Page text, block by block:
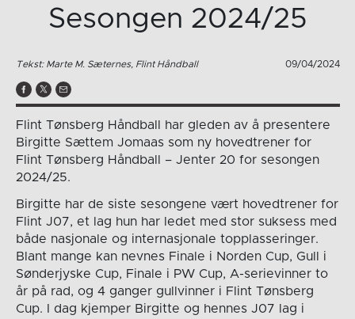
Sesongen 2024/25
Tekst: Marte M. Sæternes, Flint Håndball 09/04/2024
Flint Tønsberg Håndball har gleden av å presentere
Birgitte Sættem Jomaas som ny hovedtrener for
Flint Tønsberg Håndball – Jenter 20 for sesongen
2024/25.
Birgitte har de siste sesongene vært hovedtrener for
Flint J07, et lag hun har ledet med stor suksess med
både nasjonale og internasjonale topplasseringer.
Blant mange kan nevnes Finale i Norden Cup, Gull i
Sønderjyske Cup, Finale i PW Cup, A-serievinner to
år på rad, og 4 ganger gullvinner i Flint Tønsberg
Cup. I dag kjemper Birgitte og hennes J07 lag i